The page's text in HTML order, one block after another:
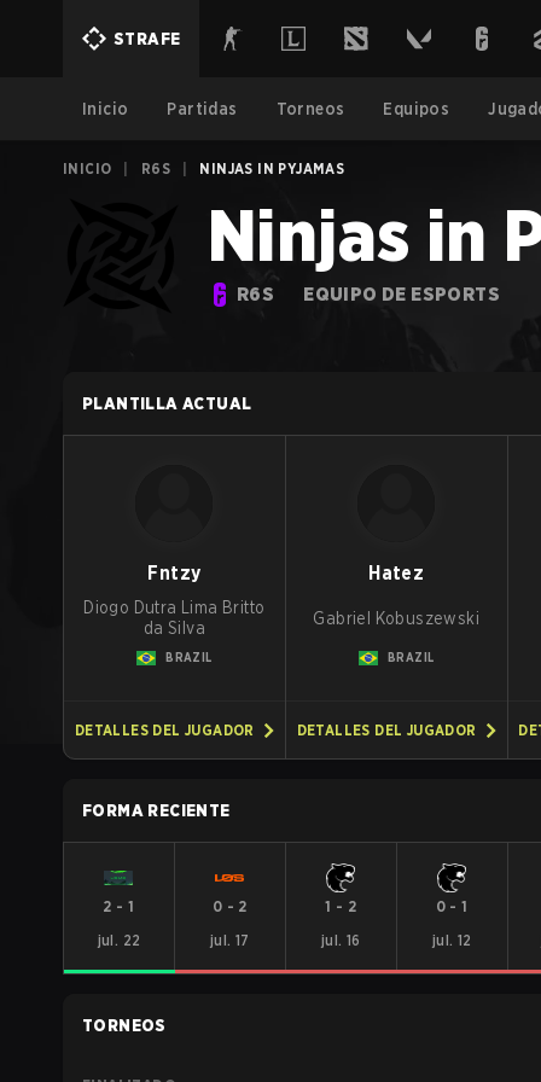
STRAFE
Inicio Partidas Torneos Equipos
INICIO R6S NINJAS IN PYJAMAS
Ninjas in
R6S EQUIPO DE ESPORTS
PLANTILLA ACTUAL
Fntzy
Diogo Dutra Lima Britto
da Silva
BRAZIL
DETALLES DEL JUGADOR
Hatez
Gabriel Kobuszewski
BRAZIL
DETALLES DEL JUGADOR
FORMA RECIENTE
2 -1
jul. 22
0 - 2
jul. 17
1 - 2
jul. 16
0 -1
jul. 12
TORNEOS